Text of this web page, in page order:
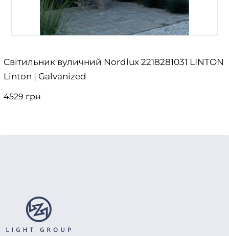
Світильник вуличний Nordlux 2218281031 LINTON
Linton | Galvanized
4529 грн